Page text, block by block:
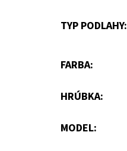
TYP PODLAHY:
FARBA:
HRÚBKA:
MODEL: